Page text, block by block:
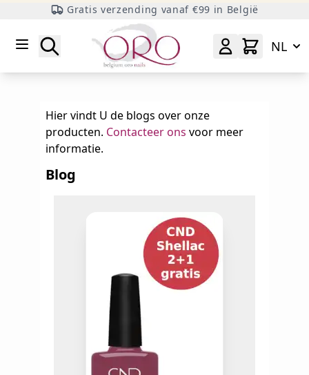
Gratis verzending vanaf €99 in België
Zoeken
NL
Hier vindt U de blogs over onze
producten. Contacteer ons voor meer
informatie.
Blog